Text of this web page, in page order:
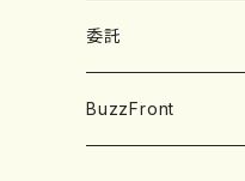
委託
SOBUT
BuzzFront